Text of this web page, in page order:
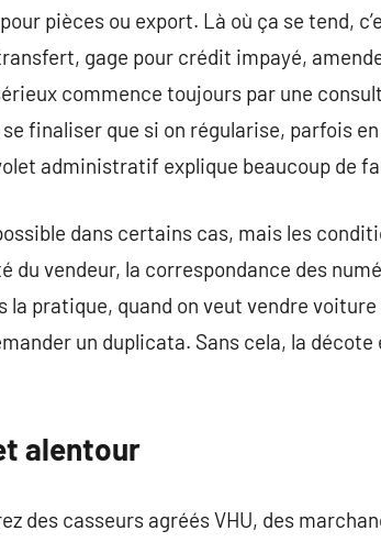
pièces ou export. Là où ça se tend,
gage pour crédit impayé,
commence toujours par une
se finaliser que si on régularise, parfois
administratif explique beaucoup de
dans certains cas, mais les
du vendeur, la correspondance des
la pratique, quand on veut vendre
un duplicata. Sans cela, la
alentour
des casseurs agréés VHU, des